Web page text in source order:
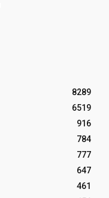
8289
6519
916
784
777
647
461